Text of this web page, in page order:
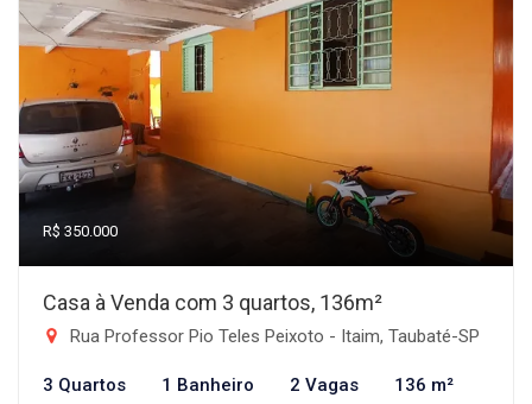
R$ 350.000
Casa à Venda com 3 quartos, 136m²
Rua Professor Pio Teles Peixoto - Itaim, Taubaté-SP
3 Quartos 1 Banheiro 2 Vagas 136 m²